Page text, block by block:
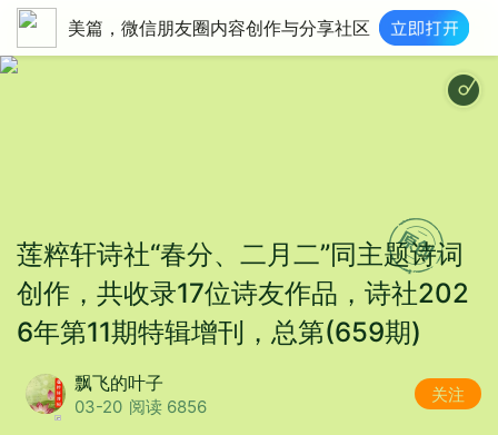
美篇，微信朋友圈内容创作与分享社区
莲粹轩诗社“春分、二月二”同主题诗词
创作，共收录17位诗友作品，诗社202
6年第11期特辑增刊，总第(659期)
飘飞的叶子
03-20 阅读 6856
关注
新年气氛时尚潮流 - 春节元旦过年喜庆国潮综艺欢快元宵民乐动